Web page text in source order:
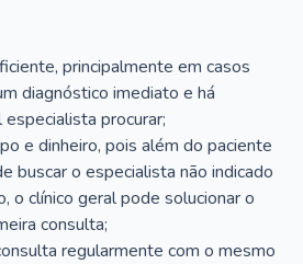
principalmente em casos
diagnóstico imediato e há
procurar;
e dinheiro, pois além do paciente
buscar o especialista não indicado
o clínico geral pode solucionar o
consulta;
regularmente com o mesmo